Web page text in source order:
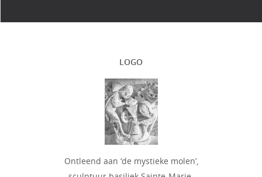
LOGO
Ontleend aan ‘de mystieke molen’,